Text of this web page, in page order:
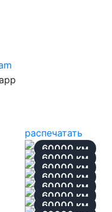
распечатать
60000 км
60000 км
60000 км
60000 км
60000 км
60000 км
60000 км